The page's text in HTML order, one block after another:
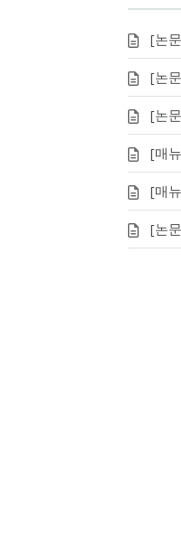
[논
[논
[논
[매
[매
[논